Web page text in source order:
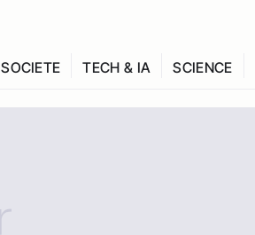
SOCIETE TECH & IA SCIENCE